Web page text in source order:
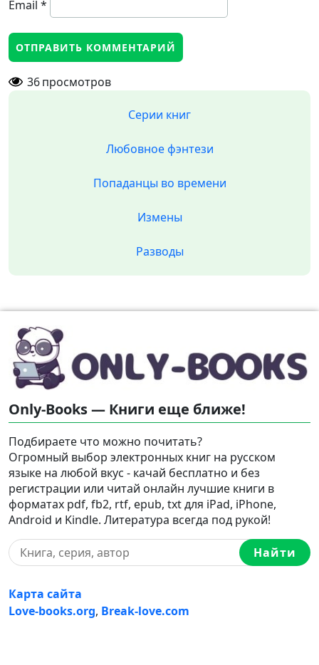
Email *
36просмотров
Серии книг
Любовное фэнтези
Попаданцы во времени
Измены
Разводы
Only-Books — Книги еще ближе!
Подбираете что можно почитать?
Огромный выбор электронных книг на русском
языке на любой вкус - качай бесплатно и без
регистрации или читай онлайн лучшие книги в
форматах pdf, fb2, rtf, epub, txt для iPad, iPhone,
Android и Kindle. Литература всегда под рукой!
Найти
Карта сайта
Love-books.org, Break-love.com